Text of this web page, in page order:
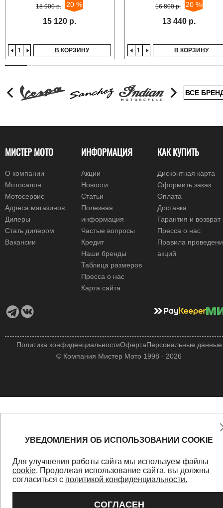
18 900 р. 20 %
15 120 р.
В КОРЗИНУ
16 800 р. 20 %
13 440 р.
В КОРЗИНУ
ВСЕ
МИСТЕР МОТО
О компании
Мотосалон
Мотосервис
Адреса магазинов
Дилеры
Стать дилером
Вакансии
ИНФОРМАЦИЯ
Акции
Новости
Статьи
Полезная
информация
Частые вопросы
Кредит
Наши бренды
Таблица размеров
Пресса о нас
Карта сайта
КАК КУПИТЬ
Дисконтная карта
Оформить заказ
Оплата
Доставка
Гарантия и возврат
Пресса о нас
Правила
акций
© Компания Мистер Мото 1998 - 2026
Политика конфиденциальностиОфертаПерсональные данные
УВЕДОМЛЕНИЯ ОБ ИСПОЛЬЗОВАНИИ COOKIE
Для улучшения работы сайта мы используем файлы
cookie. Продолжая использование сайта, вы должны
согласиться с политикой конфиденциальности.
СОГЛАСЕН